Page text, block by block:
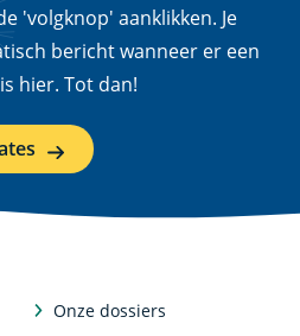
'volgknop' aanklikken. Je
bericht wanneer er een
hier. Tot dan!
Onze dossiers